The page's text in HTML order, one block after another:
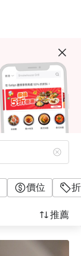
價位
推薦